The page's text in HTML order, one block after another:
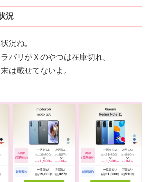
況
況ね。
バリがＸのやつは在庫切れ。
は載せてないよ。